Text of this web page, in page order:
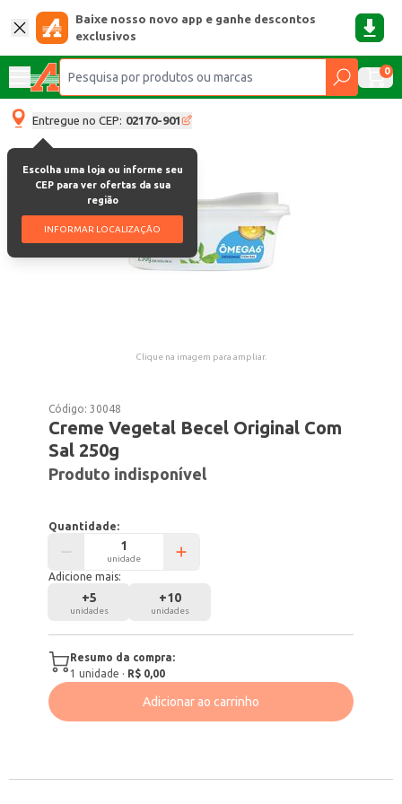
Baixe nosso novo app e ganhe descontos
exclusivos
0
Entregue no CEP: 02170-901
Escolha uma loja ou informe seu
CEP para ver ofertas da sua
região
INFORMAR LOCALIZAÇÃO
Clique na imagem para ampliar.
Código:30048
Creme Vegetal Becel Original Com
Sal 250g
Produto indisponível
Quantidade:
unidade
Adicione mais:
+5
unidades
+10
unidades
Resumo da compra:
1 unidade · R$ 0,00
Adicionar ao carrinho